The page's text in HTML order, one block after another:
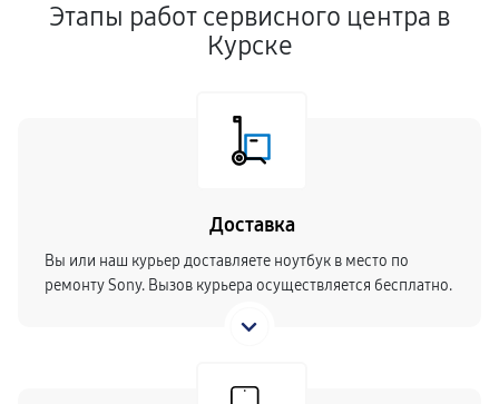
Этапы работ сервисного центра в
Курске
Доставка
Вы или наш курьер доставляете ноутбук в место по
ремонту Sony. Вызов курьера осуществляется бесплатно.